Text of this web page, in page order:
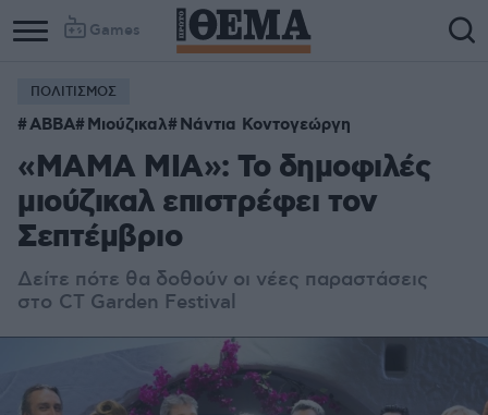
Games
ΠΟΛΙΤΙΣΜΟΣ
ABBA Μιούζικαλ Νάντια Κοντογεώργη
«MAMA MIA»: Το δημοφιλές
μιούζικαλ επιστρέφει τον
Σεπτέμβριο
Δείτε πότε θα δοθούν οι νέες παραστάσεις
στο CT Garden Festival